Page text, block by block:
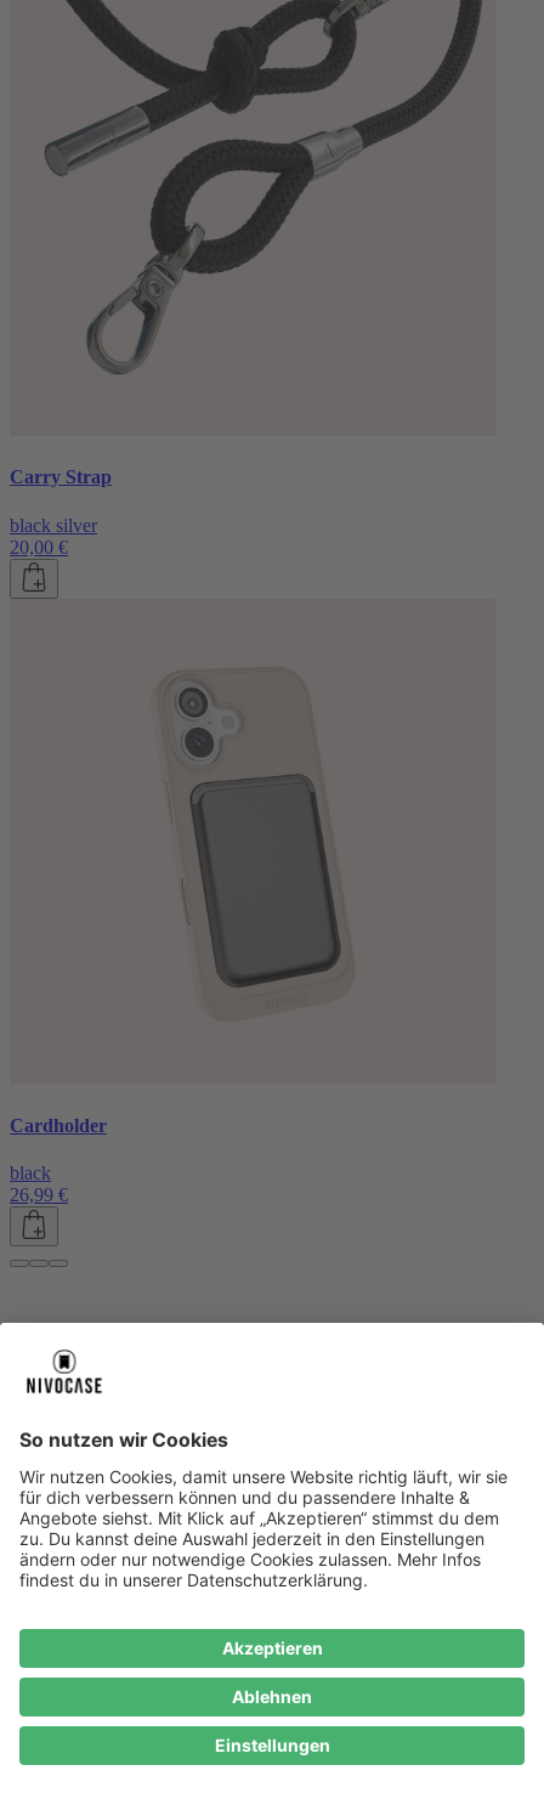
Carry Strap
black silver
20,00 €
Cardholder
black
26,99 €
About NIVOCASE
Geschäftskunden
Zahlungsarten Versandinfos Alle Hilfe-Themen
Zufriedenheitsgarantie
Service
Service
AGB VERTRAG WIDERRUFEN Datenschutz
Ombudsmann
Barrierefreiheit Lieferantenkodex Bestell-Prozess
Samsung Handyhüllen
Handyhüllen Handyketten
Cookie Consent
* Preisangaben inkl. Mwst. und zzgl.Versandkosten